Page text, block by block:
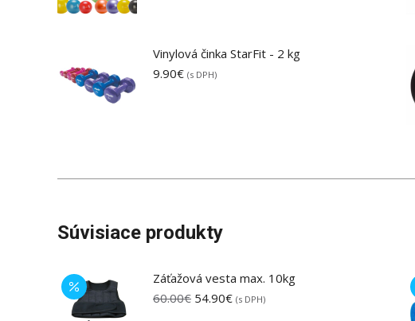
Vinylová činka StarFit - 2 kg
9.90€ (s DPH)
Súvisiace produkty
Záťažová vesta max. 10kg
60.00€ Pôvodná
54.90€Aktuálna
(s DPH)